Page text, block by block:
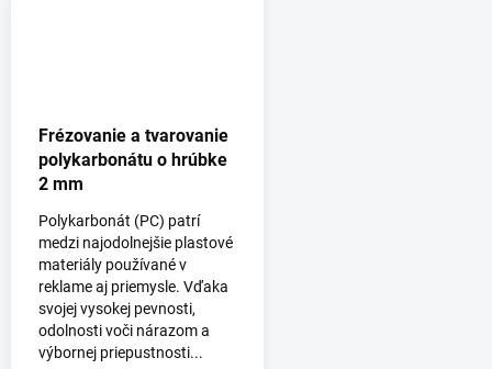
Frézovanie a tvarovanie
polykarbonátu o hrúbke
2 mm
Polykarbonát (PC) patrí
medzi najodolnejšie plastové
materiály používané v
reklame aj priemysle. Vďaka
svojej vysokej pevnosti,
odolnosti voči nárazom a
výbornej priepustnosti...